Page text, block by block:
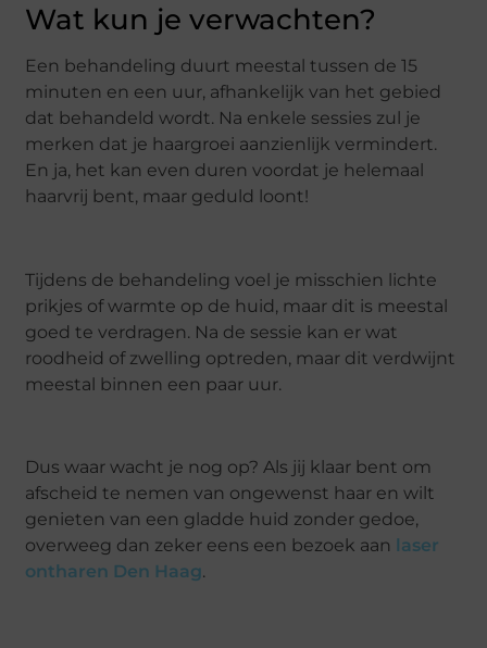
Wat kun je verwachten?
Een behandeling duurt meestal tussen de 15
minuten en een uur, afhankelijk van het gebied
dat behandeld wordt. Na enkele sessies zul je
merken dat je haargroei aanzienlijk vermindert.
En ja, het kan even duren voordat je helemaal
haarvrij bent, maar geduld loont!
Tijdens de behandeling voel je misschien lichte
prikjes of warmte op de huid, maar dit is meestal
goed te verdragen. Na de sessie kan er wat
roodheid of zwelling optreden, maar dit verdwijnt
meestal binnen een paar uur.
Dus waar wacht je nog op? Als jij klaar bent om
afscheid te nemen van ongewenst haar en wilt
genieten van een gladde huid zonder gedoe,
overweeg dan zeker eens een bezoek aan
laser
ontharen Den Haag.